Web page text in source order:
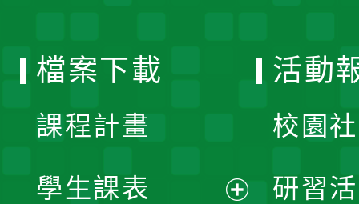
檔案下載
課程計畫
學生課表
活動
校園
研習